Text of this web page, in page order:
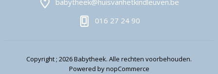
babytheek@huisvanhetkindleuven.be
016 27 24 90
Copyright ; 2026 Babytheek. Alle rechten voorbehouden.
Powered bynopCommerce